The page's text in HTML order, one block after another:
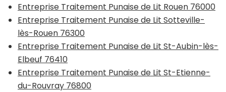
Entreprise Traitement Punaise de Lit Rouen 76000
Entreprise Traitement Punaise de Lit Sotteville-
lès-Rouen 76300
Entreprise Traitement Punaise de Lit St-Aubin-lès-
Elbeuf 76410
Entreprise Traitement Punaise de Lit St-Etienne-
du-Rouvray 76800